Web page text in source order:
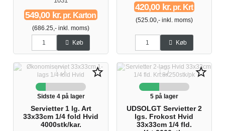
549,00 kr. pr. Karton
(686.25,- inkl. moms)
Køb
420,00 kr. pr. Krt
(525.00,- inkl. moms)
Køb
star_border
Sidste 4 på lager
Servietter 1 lg. Art
33x33cm 1/4 fold Hvid
4000stk/kar.
star_border
5 på lager
UDSOLGT Servietter 2
lgs. Frokost Hvid
33x33cm 1/4 fld.